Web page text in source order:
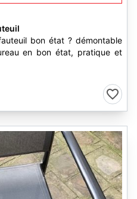
bon état ? démontable
en bon état, pratique et